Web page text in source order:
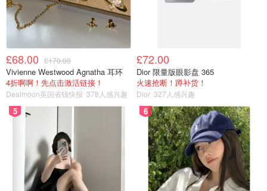
£68.00 £170.00
Vivienne Westwood Agnatha 耳环
4折啊啊！先点击激活链接！
Dealmoon英国省钱快报 378人感兴趣
£72.00
Dior 限量版眼影盘 365
火速抢断！蹲补货！
Dior 327人感兴趣
5 6